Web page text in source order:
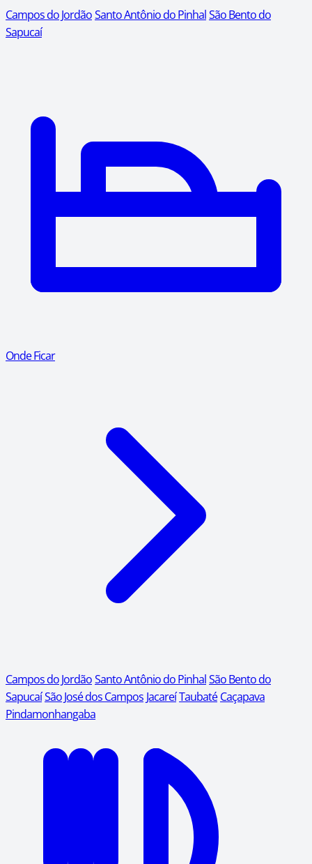
Campos do JordãoSanto Antônio do PinhalSão Bento do
Sapucaí
Onde Ficar
Campos do JordãoSanto Antônio do PinhalSão Bento do
SapucaíSão José dos Campos JacareíTaubaté Caçapava
Pindamonhangaba